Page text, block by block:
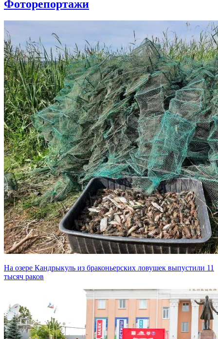
Фоторепортажи
На озере Кандрыкуль из браконьерских ловушек выпустили 11
тысяч раков